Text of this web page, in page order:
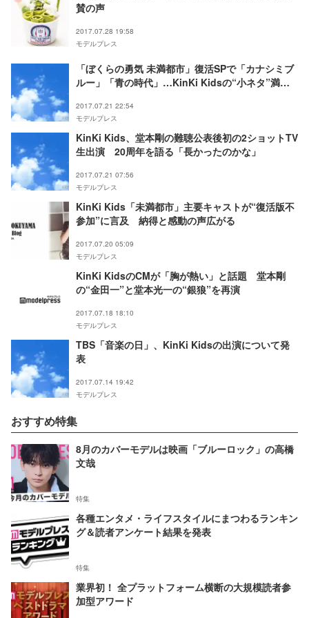
賛の声
2017.07.28 19:58
モデルプレス
「ぼくらの勇気 未満都市」復活SPで「カナシミブ
ルー」「青の時代」…KinKi Kidsの“小ネタ”満載
2017.07.21 22:54
モデルプレス
KinKi Kids、堂本剛の難聴公表後初の2ショットTV
生出演 20周年を語る「長かったのかな」
2017.07.21 07:56
モデルプレス
KinKi Kids「未満都市」主要キャストが“復活版不
参加”に言及 納得と感動の声広がる
2017.07.20 05:09
モデルプレス
KinKi KidsのCMが「胸が熱い」と話題 堂本剛
の“金田一”と堂本光一の“銀狼”を再演
2017.07.18 18:10
モデルプレス
TBS「音楽の日」、KinKi Kidsの出演について発
表
2017.07.14 19:42
モデルプレス
おすすめ特集
8月のカバーモデルは映画「ブルーロック」の高橋
文哉
特集
各種エンタメ・ライフスタイルにまつわるランキン
グ＆読者アンケート結果を発表
特集
業界初！ 全プラットフォーム横断の大規模読者参
加型アワード